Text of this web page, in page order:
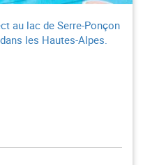
au lac de Serre-Ponçon
les Hautes-Alpes.